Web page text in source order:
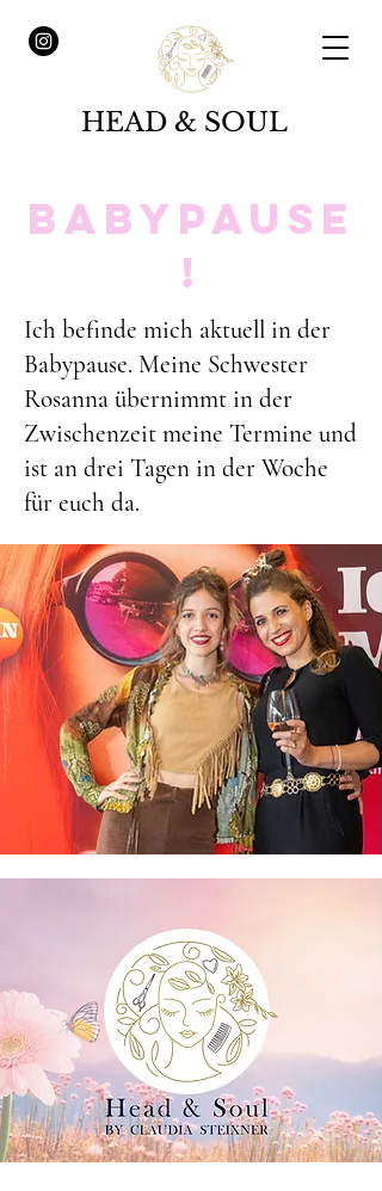
HEAD & SOUL
Babypause
!
Ich befinde mich aktuell in der
Babypause. Meine Schwester
Rosanna übernimmt in der
Zwischenzeit meine Termine und
ist an drei Tagen in der Woche
für euch da.